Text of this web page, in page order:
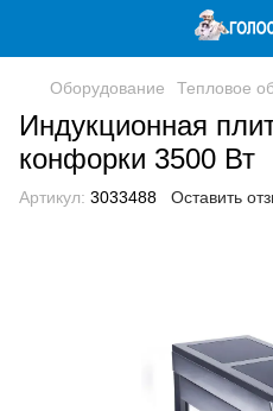
Оборудование Тепловое
Индукционная
конфорки 3500 Вт
Артикул: 3033488 Оставить